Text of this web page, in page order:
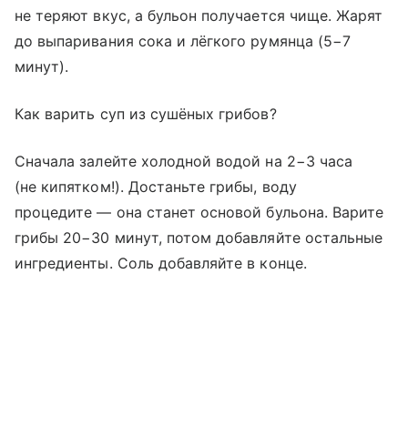
не теряют вкус, а бульон получается чище. Жарят
до выпаривания сока и лёгкого румянца (5−7
минут).
Как варить суп из сушёных грибов?
Сначала залейте холодной водой на 2−3 часа
(не кипятком!). Достаньте грибы, воду
процедите — она станет основой бульона. Варите
грибы 20−30 минут, потом добавляйте остальные
ингредиенты. Соль добавляйте в конце.